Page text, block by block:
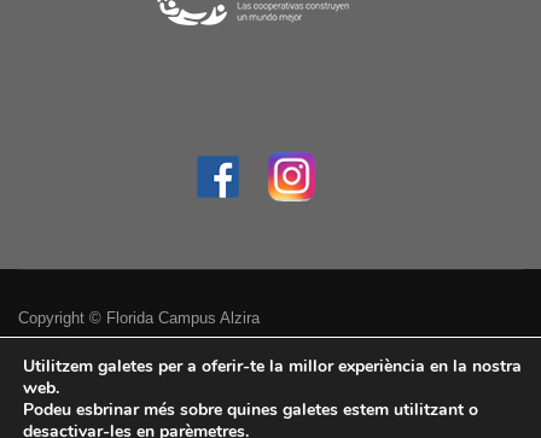
Copyright © Florida Campus Alzira
Política de privacitat
Avís legal
Utilitzem galetes per a oferir-te la millor experiència en la nostra
web.
Podeu esbrinar més sobre quines galetes estem utilitzant o
desactivar-les en parèmetres.